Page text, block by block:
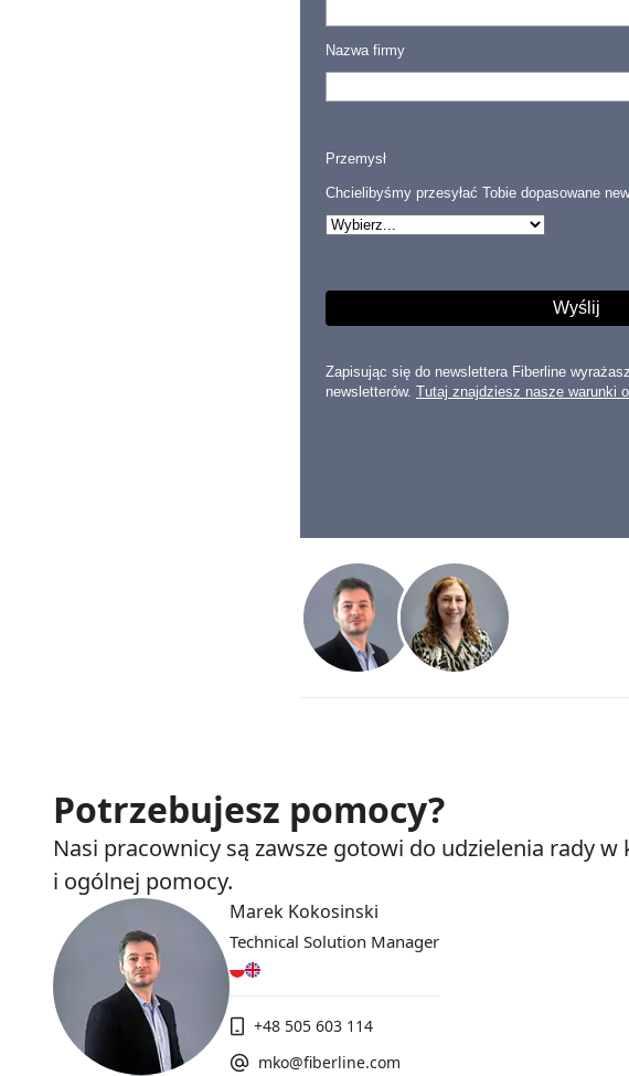
Potrzebujesz pomocy?
Nasi pracownicy są zawsze gotowi do udzielenia rady
i ogólnej pomocy.
Marek Kokosinski
Technical Solution Manager
+48 505 603 114
mko@fiberline.com